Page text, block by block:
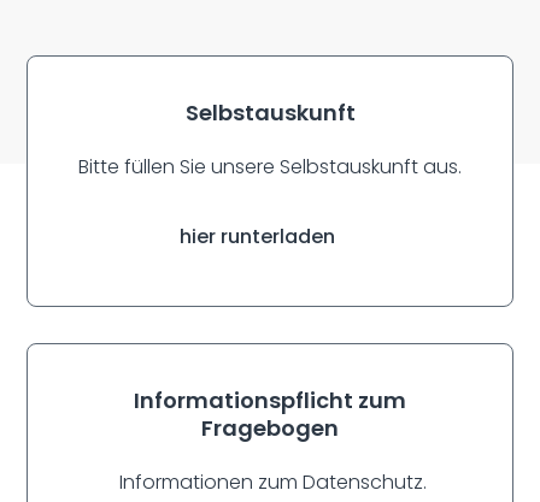
Selbstauskunft
Bitte füllen Sie unsere Selbstauskunft aus.
hier runterladen
Informationspflicht zum
Fragebogen
Informationen zum Datenschutz.